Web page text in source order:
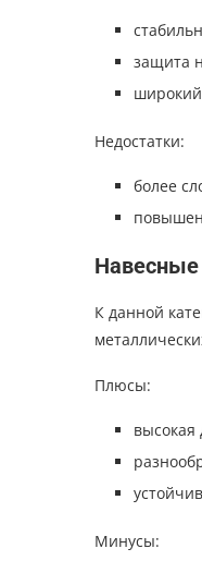
защита
Недостатки:
более
Навесные
К данной
Плюсы:
высокая
Минусы: